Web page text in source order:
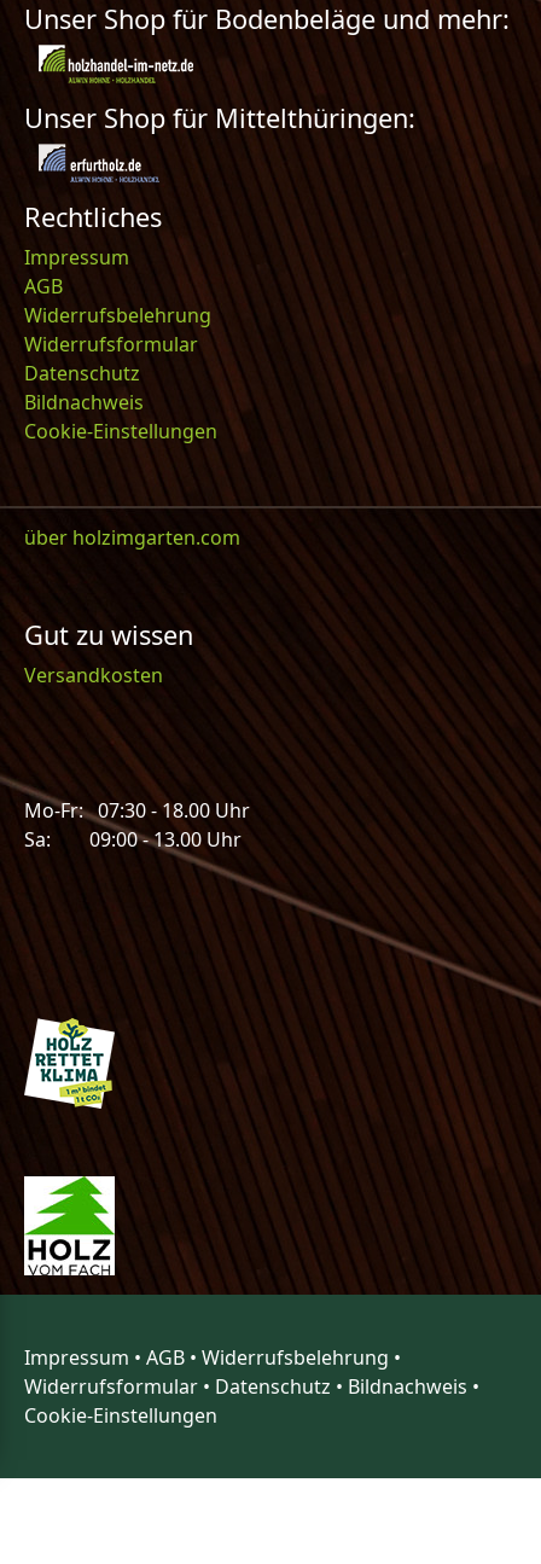
Unser Shop für Bodenbeläge und mehr:
Unser Shop für Mittelthüringen:
Rechtliches
Impressum
AGB
Widerrufsbelehrung
Widerrufsformular
Datenschutz
Bildnachweis
Cookie-Einstellungen
über holzimgarten.com
Gut zu wissen
Versandkosten
Mo-Fr: 07:30 - 18.00 Uhr
Sa: 09:00 - 13.00 Uhr
Impressum • AGB • Widerrufsbelehrung •
Widerrufsformular • Datenschutz • Bildnachweis •
Cookie-Einstellungen